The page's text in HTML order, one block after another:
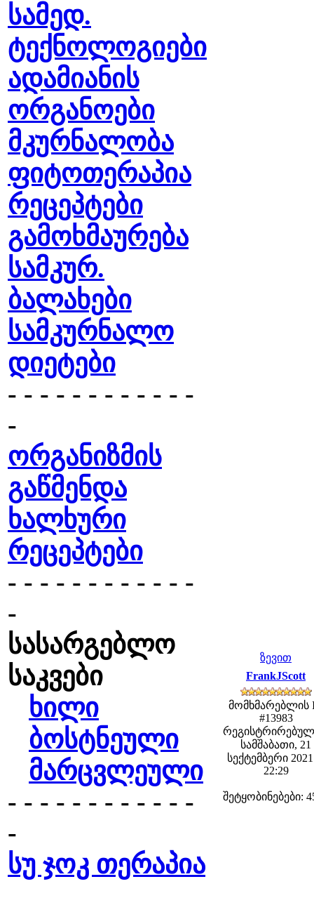
სამედ.
ტექნოლოგიები
ადამიანის
ორგანოები
მკურნალობა
ფიტოთერაპია
რეცეპტები
გამოხმაურება
სამკურ.
ბალახები
სამკურნალო
დიეტები
- - - - - - - - - - - -
-
ორგანიზმის
გაწმენდა
ხალხური
რეცეპტები
- - - - - - - - - - - -
-
სასარგებლო
საკვები
ხილი
ბოსტნეული
მარცვლეული
- - - - - - - - - - - -
-
სუ ჯოკ თერაპია
ზევით
FrankJScott
მომხმარებლის
#13983
სამშაბათი, 21
სექტემბერი
22:29
შეტყობინებები: